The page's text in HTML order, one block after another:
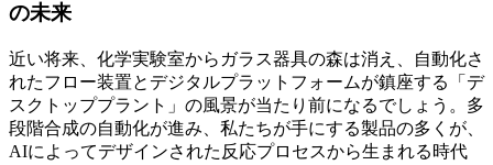
の未来
近い将来、化学実験室からガラス器具の森は消え、自動化さ
れたフロー装置とデジタルプラットフォームが鎮座する「デ
スクトッププラント」の風景が当たり前になるでしょう。多
段階合成の自動化が進み、私たちが手にする製品の多くが、
AIによってデザインされた反応プロセスから生まれる時代